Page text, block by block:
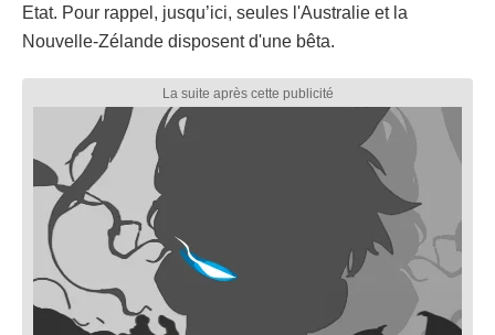
Etat. Pour rappel, jusqu’ici, seules l'Australie et la
Nouvelle-Zélande disposent d'une bêta.